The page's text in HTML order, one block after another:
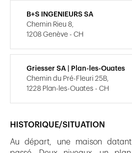
HISTORIQUE/SITUATION
Au départ, une maison
B+S INGENIEURS SA
Chemin Rieu 8,
1208 Genève - CH
Griesser SA | Plan-les-Ouates
Chemin du Pré-Fleuri 25B,
1228 Plan-les-Ouates - CH